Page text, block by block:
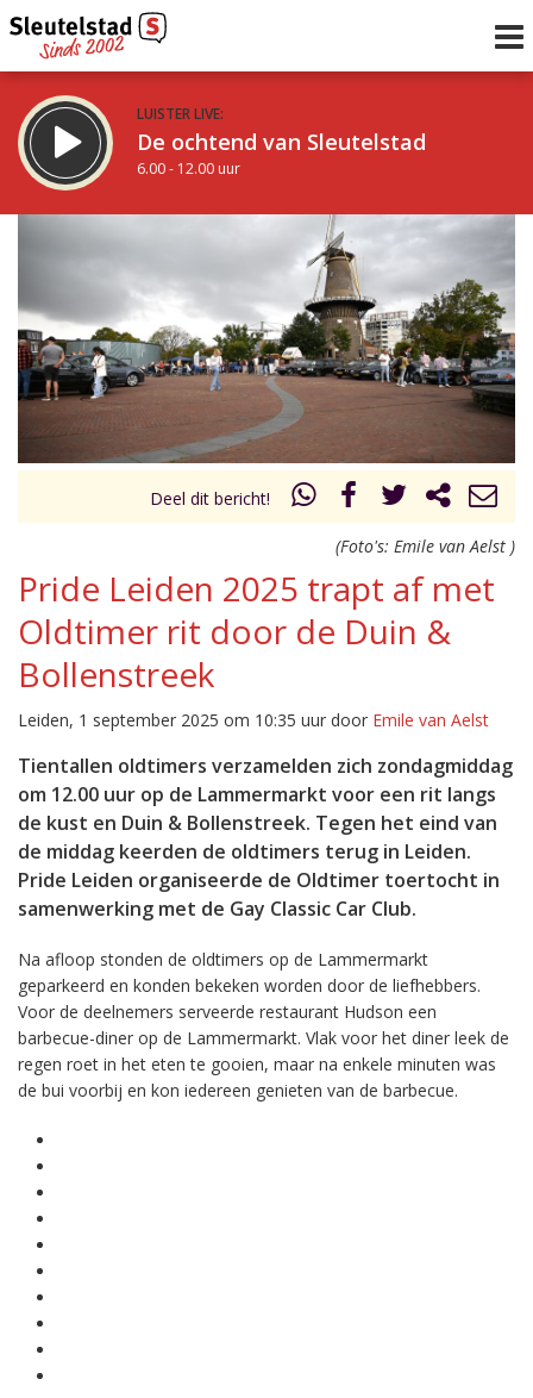
LUISTER LIVE:
De ochtend van Sleutelstad
6.00 - 12.00 uur
De middag van Sleutelstad
Volgend uur
Inklappen
Deel dit bericht!
(Foto's: Emile van Aelst )
Pride Leiden 2025 trapt af met
Oldtimer rit door de Duin &
Bollenstreek
Leiden, 1 september 2025 om 10:35 uur door Emile van Aelst
Tientallen oldtimers verzamelden zich zondagmiddag
om 12.00 uur op de Lammermarkt voor een rit langs
de kust en Duin & Bollenstreek. Tegen het eind van
de middag keerden de oldtimers terug in Leiden.
Pride Leiden organiseerde de Oldtimer toertocht in
samenwerking met de Gay Classic Car Club.
Na afloop stonden de oldtimers op de Lammermarkt
geparkeerd en konden bekeken worden door de liefhebbers.
Voor de deelnemers serveerde restaurant Hudson een
barbecue-diner op de Lammermarkt. Vlak voor het diner leek de
regen roet in het eten te gooien, maar na enkele minuten was
de bui voorbij en kon iedereen genieten van de barbecue.